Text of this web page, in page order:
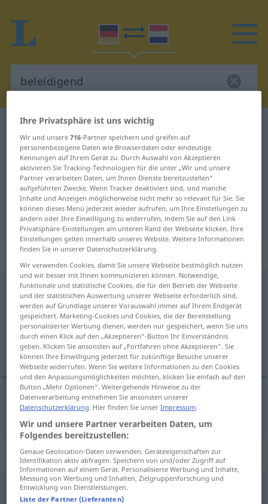
Deutsch-Niederländisch Wörterbuch
Deutsch-Niederländisch
Übersetzung für "beleidigend"
"beleidigend" Niederländisch
Übersetzung
„beleidigend“
beleidigend
Übersicht aller Übersetzungen
(Für mehr Details die Übersetzung anklicken/antippen)
beledigend
beledigend beleidigend
Synonyme für "beleidigend"
ehrenrührig,gehässig,herabsetzend
Ihre Privatsphäre ist uns wichtig
Wir und unsere716-Partner speichern und greifen auf
personenbezogene Daten wie Browserdaten oder eindeutige
Kennungen auf Ihrem Gerät zu. Durch Auswahl von Akzeptieren
aktivieren Sie Tracking-Technologien für die unter „Wir und unsere
Partner verarbeiten Daten, um Ihnen Dienste bereitzustellen“
aufgeführten Zwecke. Wenn Tracker deaktiviert sind, sind manche
Inhalte und Anzeigen möglicherweise nicht mehr so relevant für Sie. Sie
können dieses Menü jederzeit wieder aufrufen, um Ihre Einstellungen zu
ändern oder Ihre Einwilligung zu widerrufen, indem Sie auf den Link
Privatsphäre-Einstellungen am unteren Rand der Webseite klicken. Ihre
Einstellungen gelten innerhalb unseres Website. Weitere Informationen
finden Sie in unserer Datenschutzerklärung.
Wir verwenden Cookies, damit Sie unsere Webseite bestmöglich nutzen
und wir besser mit Ihnen kommunizieren können. Notwendige,
funktionale und statistische Cookies, die für den Betrieb der Webseite
und der statistischen Auswertung unserer Webseite erforderlich sind,
werden auf Grundlage unserer Vorauswahl immer auf Ihrem Endgerät
gespeichert. Marketing-Cookies und Cookies, die der Bereitstellung
personalisierter Werbung dienen, werden nur gespeichert, wenn Sie uns
durch einen Klick auf den „Akzeptieren“-Button Ihr Einverständnis
geben. Klicken Sie ansonsten auf „Fortfahren ohne Akzeptieren“. Sie
können Ihre Einwilligung jederzeit für zukünftige Besuche unserer
Webseite widerrufen. Wenn Sie weitere Informationen zu den Cookies
und den Anpassungsmöglichkeiten möchten, klicken Sie einfach auf den
Button „Mehr Optionen“. Weitergehende Hinweise zu der
Datenverarbeitung entnehmen Sie ansonsten unserer
Datenschutzerklärung. Hier finden Sie unserImpressum.
Wir und unsere Partner verarbeiten Daten, um
Folgendes bereitzustellen:
Genaue Geolocation-Daten verwenden. Geräteeigenschaften zur
Identifikation aktiv abfragen. Speichern von und/oder Zugriff auf
Informationen auf einem Gerät. Personalisierte Werbung und Inhalte,
Messung von Werbung und Inhalten, Zielgruppenforschung und
Entwicklung von Dienstleistungen.
Liste der Partner (Lieferanten)